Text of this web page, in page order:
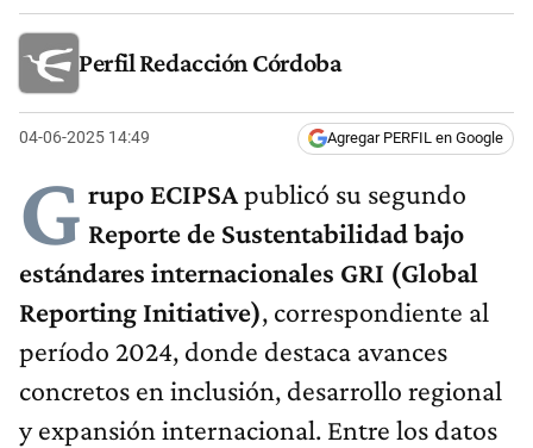
Perfil Redacción Córdoba
04-06-2025 14:49 Agregar PERFIL en Google
G rupo ECIPSApublicó su segundo
Reporte de Sustentabilidad bajo
estándares internacionales GRI (Global
Reporting Initiative), correspondiente al
período 2024, donde destaca avances
concretos en inclusión, desarrollo regional
y expansión internacional. Entre los datos